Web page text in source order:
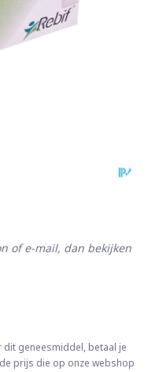
geneesmiddel, betaal je
prijs die op onze webshop
of e-mail, dan bekijken